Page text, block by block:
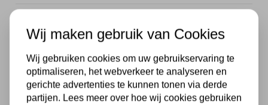
Kleur
Bruin
Met lichtbron
Wij maken gebruik van Cookies
Wij gebruiken cookies om uw gebruikservaring te
optimaliseren, het webverkeer te analyseren en
gerichte advertenties te kunnen tonen via derde
partijen. Lees meer over hoe wij cookies gebruiken